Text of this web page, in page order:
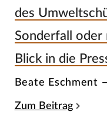
des
Sonderfall oder
Blick in die
Beate Eschment
Zum Beitrag